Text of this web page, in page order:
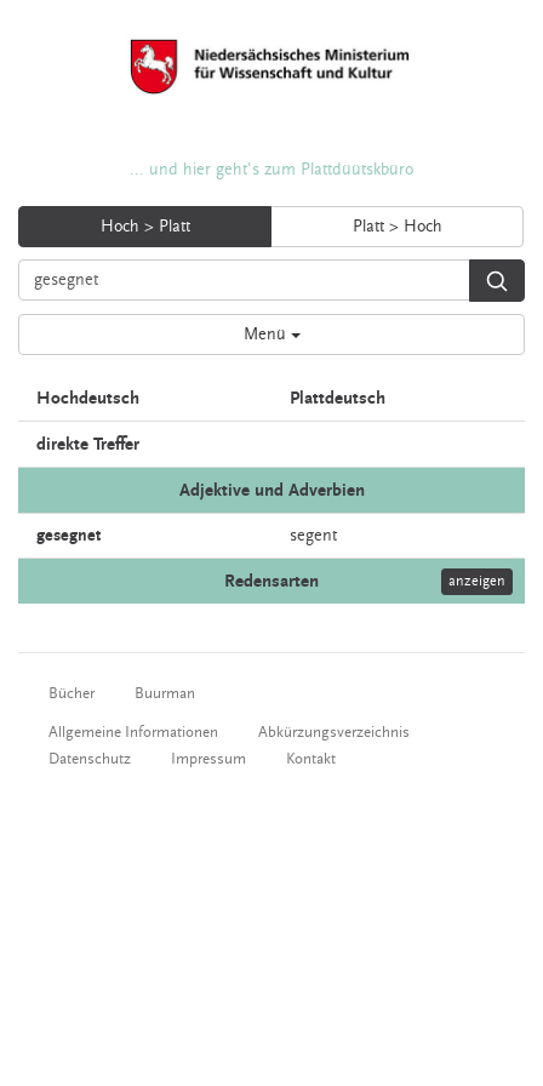
... und hier geht's zum Plattdüütskbüro
Hoch > Platt Platt > Hoch
Menü
Hochdeutsch Plattdeutsch
direkte Treffer
Adjektive und Adverbien
gesegnet segent
Redensarten anzeigen
Bücher Buurman
Allgemeine Informationen
Abkürzungsverzeichnis
Datenschutz
Impressum Kontakt